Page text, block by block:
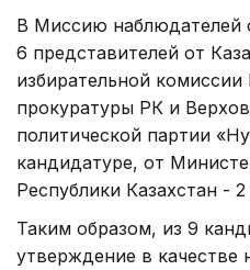
В Миссию
6 представителей от
избирательной
прокуратуры РК и
политической партии
кандидатуре, от
Республики Казахстан -
Таким образом, из 9
утверждение в качестве